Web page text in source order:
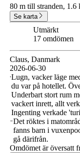
80 m till stranden, 1.6
Se karta
Utmärkt
17 omdömen
Claus, Danmark
2026-06-30
Lugn, vacker läge
du var på hotellet.
Underbart stort rum
vackert inrett, allt
Ingenting verkade
Det röktes i
fanns barn i
gå därifrån.
Omdömet är översatt